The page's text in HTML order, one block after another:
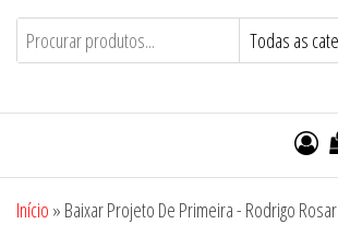
Início » Baixar Projeto De Primeira - Rodrigo Rosar